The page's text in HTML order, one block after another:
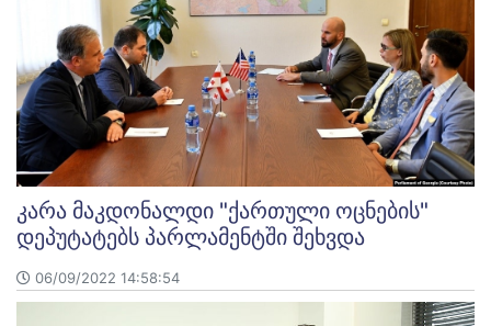
კარა მაკდონალდი "ქართული ოცნების"
დეპუტატებს პარლამენტში შეხვდა
06/09/2022 14:58:54